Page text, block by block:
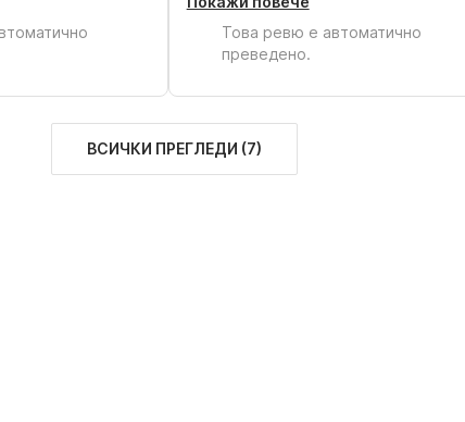
Това ревю е автоматично
преведено.
ВСИЧКИ ПРЕГЛЕДИ (7)